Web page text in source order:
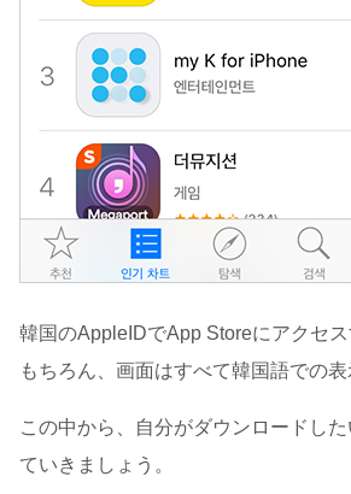
韓国のAppleIDでApp Storeにアクセ
もちろん、画面はすべて韓国語での表
この中から、自分がダウンロードし
ていきましょう。